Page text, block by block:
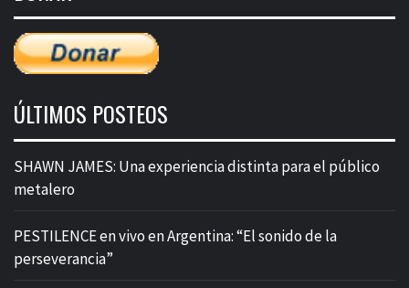
ÚLTIMOS POSTEOS
SHAWN JAMES: Una experiencia distinta para el público
metalero
PESTILENCE en vivo en Argentina: “El sonido de la
perseverancia”